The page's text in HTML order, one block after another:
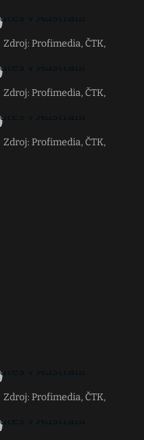
Zdroj: Profimedia, ČTK,
Zdroj: Profimedia, ČTK,
Zdroj: Profimedia, ČTK,
Zdroj: Profimedia, ČTK,